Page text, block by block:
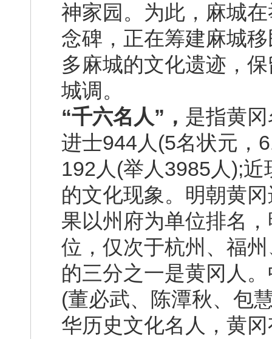
神家园。为此，麻城
念碑，正在筹建麻城
多麻城的文化遗迹，
城调。
“千六名人”， 是指黄
进士944人(5名状元，
192人(举人3985人);
的文化现象。明朝黄
果以州府为单位排名
位，仅次于杭州、福
的三分之一是黄冈人
(董必武、陈潭秋、包
华历史文化名人，黄